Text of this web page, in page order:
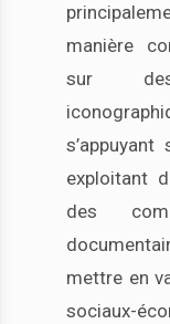
manière
sur
exploitant
des
mettre en
sociaux-